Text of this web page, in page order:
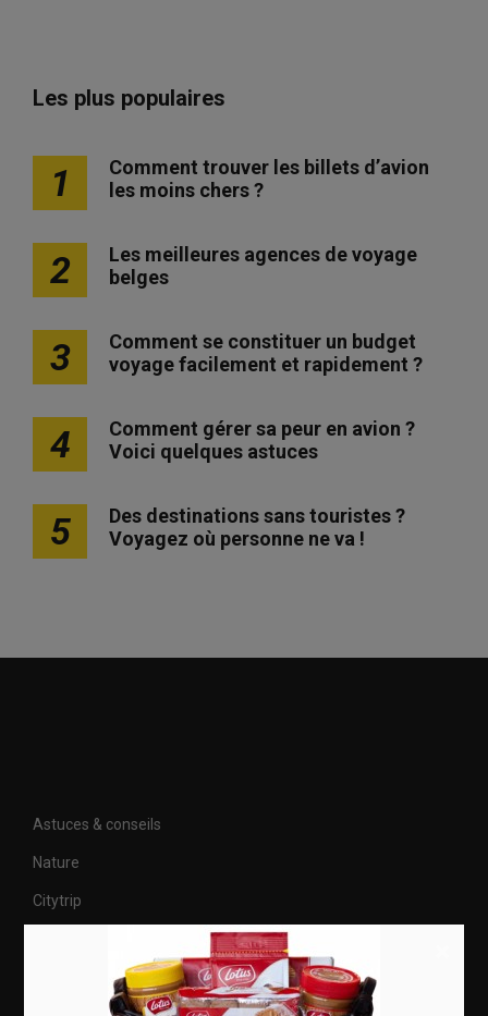
Les plus populaires
1
Comment trouver les billets d’avion
les moins chers ?
2
Les meilleures agences de voyage
belges
3
Comment se constituer un budget
voyage facilement et rapidement ?
4
Comment gérer sa peur en avion ?
Voici quelques astuces
5
Des destinations sans touristes ?
Voyagez où personne ne va !
Astuces & conseils
Nature
Citytrip